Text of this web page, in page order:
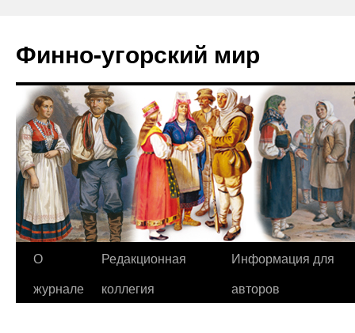
Финно-угорский мир
Перейти
О
журнале
Редакционная
коллегия
Информация для
авторов